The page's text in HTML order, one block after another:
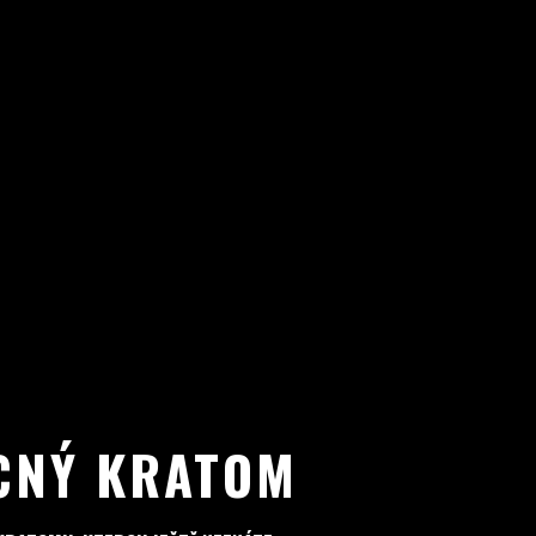
KRATOM